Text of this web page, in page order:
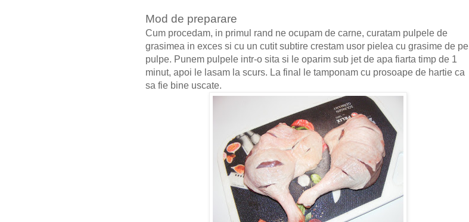
Mod de preparare
Cum procedam, in primul rand ne ocupam de carne, curatam pulpele de
grasimea in exces si cu un cutit subtire crestam usor pielea cu grasime de pe
pulpe. Punem pulpele intr-o sita si le oparim sub jet de apa fiarta timp de 1
minut, apoi le lasam la scurs. La final le tamponam cu prosoape de hartie ca
sa fie bine uscate.